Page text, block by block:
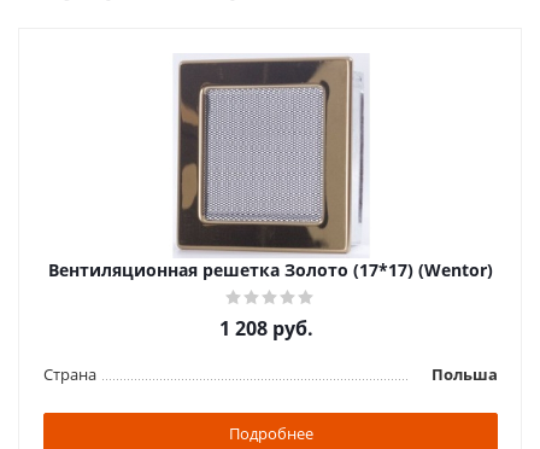
Вентиляционная решетка Золото (17*17) (Wentor)
1 208 руб.
Страна Польша
Подробнее